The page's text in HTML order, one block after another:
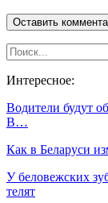
Интересное:
Водители будут
В…
Как в Беларуси
У беловежских
телят